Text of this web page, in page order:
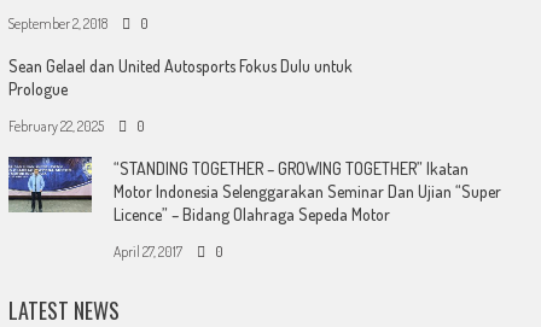
September 2, 2018 0
Sean Gelael dan United Autosports Fokus Dulu untuk
Prologue
February 22, 2025 0
“STANDING TOGETHER – GROWING TOGETHER” Ikatan
Motor Indonesia Selenggarakan Seminar Dan Ujian “Super
Licence” – Bidang Olahraga Sepeda Motor
April 27, 2017 0
LATEST NEWS